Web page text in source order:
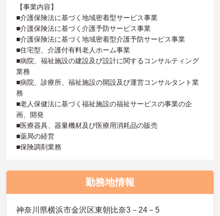
【事業内容】
■介護保険法に基づく地域密着型サービス事業
■介護保険法に基づく介護予防サービス事業
■介護保険法に基づく地域密着型介護予防サービス事業
■住宅型、介護付有料老人ホーム事業
■病院、福祉施設の建設及び設計に関するコンサルティング
業務
■病院、診療所、福祉施設の開設及び運営コンサルタント業
務
■老人保健法に基づく福祉施設の福祉サービスの事業の企
画、開発
■医療器具、器量機材及び医療用消耗品の販売
■薬局の経営
■保険調剤業務
勤務地情報
神奈川県横浜市金沢区東朝比奈3－24－5